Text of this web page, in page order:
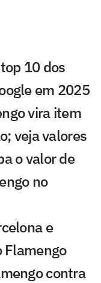
10 dos
em 2025
vira item
veja valores
o valor de
no
e
Flamengo
contra